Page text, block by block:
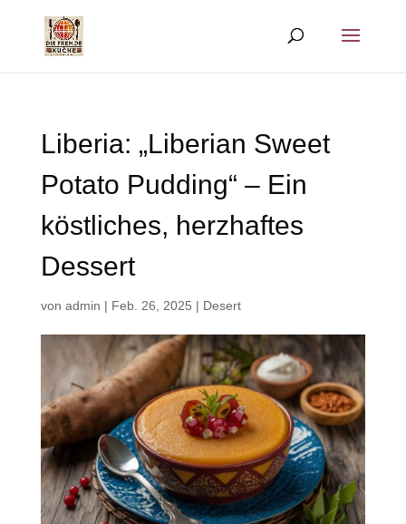
Liberia: „Liberian Sweet
Potato Pudding“ – Ein
köstliches, herzhaftes
Dessert
von admin | Feb. 26, 2025 | Desert